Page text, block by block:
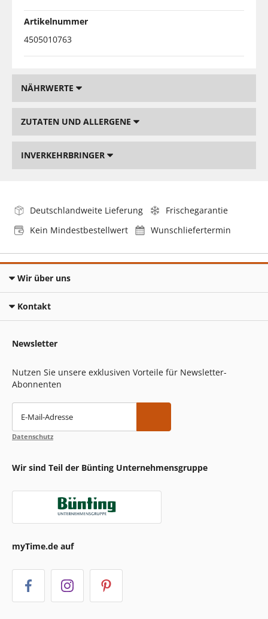
Artikelnummer
4505010763
NÄHRWERTE
ZUTATEN UND ALLERGENE
INVERKEHRBRINGER
Deutschlandweite Lieferung
Frischegarantie
Kein Mindestbestellwert
Wunschliefertermin
Wir über uns
Kontakt
Newsletter
Nutzen Sie unsere exklusiven Vorteile für Newsletter-
Abonnenten
E-Mail-Adresse
Datenschutz
Wir sind Teil der Bünting Unternehmensgruppe
myTime.de auf